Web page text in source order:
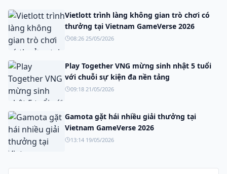
Vietlott trình làng không gian trò chơi có
thưởng tại Vietnam GameVerse 2026
08:26 25/05/2026
Play Together VNG mừng sinh nhật 5 tuổi
với chuỗi sự kiện đa nền tảng
09:18 21/05/2026
Gamota gặt hái nhiều giải thưởng tại
Vietnam GameVerse 2026
13:14 19/05/2026